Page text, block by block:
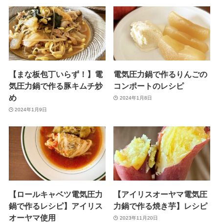
【まな板包丁いらず！】電
気圧力鍋で作る豚キムチ炒
め
2024年1月9日
電気圧力鍋で作るりんごの
コンポートのレシピ
2024年1月8日
【ロールキャベツ電気圧力
鍋で作るレシピ】アイリス
オーヤマ使用
【アイリスオーヤマ電気圧
力鍋で作る焼き芋】レシピ
2023年11月20日